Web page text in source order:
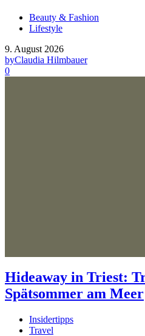
Beauty & Fashion
Lifestyle
9. August 2026
byClaudia Hilmbauer
0
Hideaway in Triest:
Spätsommer am Meer
Insidertipps
Travel